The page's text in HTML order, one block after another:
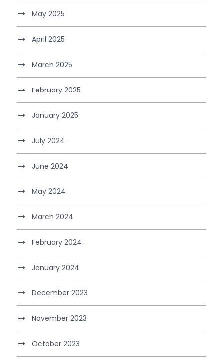
May 2025
April 2025
March 2025
February 2025
January 2025
July 2024
June 2024
May 2024
March 2024
February 2024
January 2024
December 2023
November 2023
October 2023